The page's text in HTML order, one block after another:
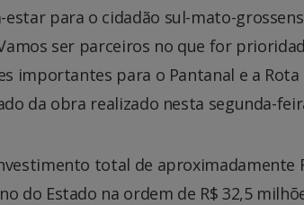
para o cidadão sul-mato-
ser parceiros no que for
importantes para o Pantanal e a
da obra realizado nesta segunda-
total de aproximadamente
do Estado na ordem de R$ 32,5